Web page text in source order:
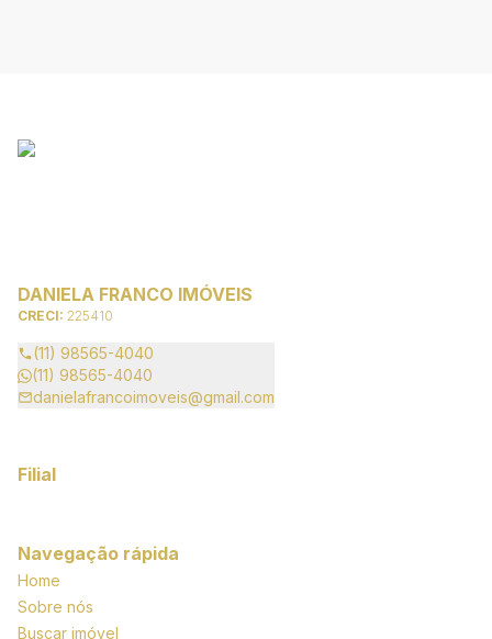
DANIELA FRANCO IMÓVEIS
CRECI: 225410
(11) 98565-4040
(11) 98565-4040
danielafrancoimoveis@gmail.com
Filial
Navegação rápida
Home
Sobre nós
Buscar imóvel